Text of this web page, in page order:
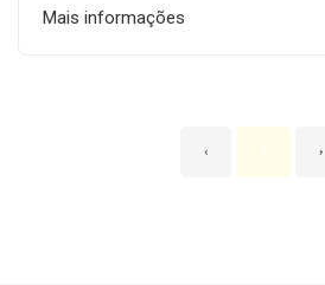
Mais informações
‹ 1 ›